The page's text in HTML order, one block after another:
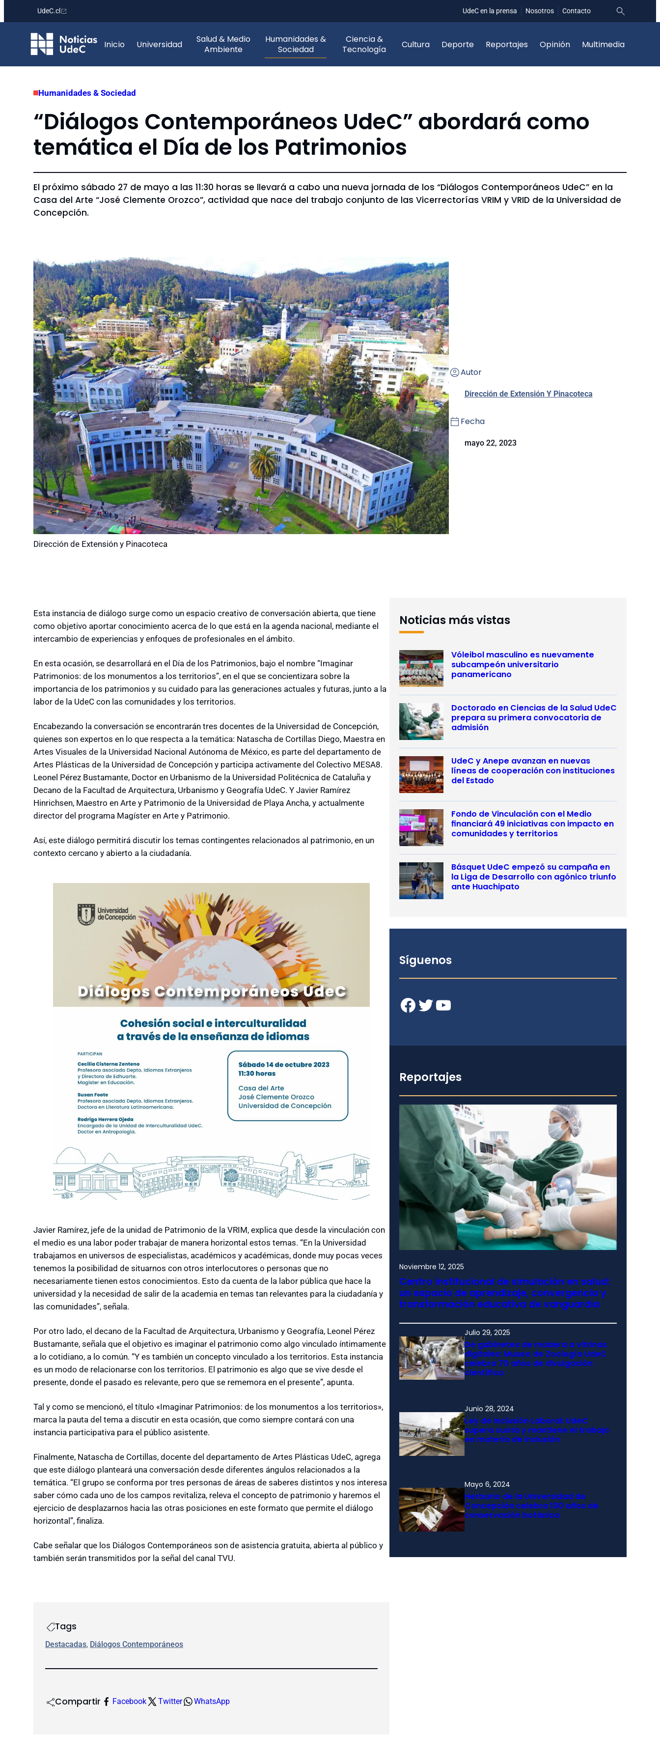
contenido
UdeC.cl UdeC en la prensa Nosotros Contacto
Inicio Universidad
Salud & Medio
Ambiente
Humanidades &
Sociedad
Ciencia &
Tecnología
Cultura Deporte Reportajes Opinión Multimedia
Humanidades & Sociedad
“Diálogos Contemporáneos UdeC” abordará como
temática el Día de los Patrimonios
El próximo sábado 27 de mayo a las 11:30 horas se llevará a cabo una nueva jornada de los “Diálogos Contemporáneos UdeC” en la
Casa del Arte “José Clemente Orozco”, actividad que nace del trabajo conjunto de las Vicerrectorías VRIM y VRID de la Universidad de
Concepción.
Dirección de Extensión y Pinacoteca
Autor
Dirección de Extensión Y Pinacoteca
Fecha
mayo 22, 2023
Esta instancia de diálogo surge como un espacio creativo de conversación abierta, que tiene
como objetivo aportar conocimiento acerca de lo que está en la agenda nacional, mediante el
intercambio de experiencias y enfoques de profesionales en el ámbito.
En esta ocasión, se desarrollará en el Día de los Patrimonios, bajo el nombre “Imaginar
Patrimonios: de los monumentos a los territorios”, en el que se concientizara sobre la
importancia de los patrimonios y su cuidado para las generaciones actuales y futuras, junto a la
labor de la UdeC con las comunidades y los territorios.
Encabezando la conversación se encontrarán tres docentes de la Universidad de Concepción,
quienes son expertos en lo que respecta a la temática: Natascha de Cortillas Diego, Maestra en
Artes Visuales de la Universidad Nacional Autónoma de México, es parte del departamento de
Artes Plásticas de la Universidad de Concepción y participa activamente del Colectivo MESA8.
Leonel Pérez Bustamante, Doctor en Urbanismo de la Universidad Politécnica de Cataluña y
Decano de la Facultad de Arquitectura, Urbanismo y Geografía UdeC. Y Javier Ramírez
Hinrichsen, Maestro en Arte y Patrimonio de la Universidad de Playa Ancha, y actualmente
director del programa Magíster en Arte y Patrimonio.
Así, este diálogo permitirá discutir los temas contingentes relacionados al patrimonio, en un
contexto cercano y abierto a la ciudadanía.
Javier Ramírez, jefe de la unidad de Patrimonio de la VRIM, explica que desde la vinculación con
el medio es una labor poder trabajar de manera horizontal estos temas. “En la Universidad
trabajamos en universos de especialistas, académicos y académicas, donde muy pocas veces
tenemos la posibilidad de situarnos con otros interlocutores o personas que no
necesariamente tienen estos conocimientos. Esto da cuenta de la labor pública que hace la
universidad y la necesidad de salir de la academia en temas tan relevantes para la ciudadanía y
las comunidades”, señala.
Por otro lado, el decano de la Facultad de Arquitectura, Urbanismo y Geografía, Leonel Pérez
Bustamante, señala que el objetivo es imaginar el patrimonio como algo vinculado íntimamente
a lo cotidiano, a lo común. “Y es también un concepto vinculado a los territorios. Esta instancia
es un modo de relacionarse con los territorios. El patrimonio es algo que se vive desde el
presente, donde el pasado es relevante, pero que se rememora en el presente”, apunta.
Tal y como se mencionó, el título «Imaginar Patrimonios: de los monumentos a los territorios»,
marca la pauta del tema a discutir en esta ocasión, que como siempre contará con una
instancia participativa para el público asistente.
Finalmente, Natascha de Cortillas, docente del departamento de Artes Plásticas UdeC, agrega
que este diálogo planteará una conversación desde diferentes ángulos relacionados a la
temática. “El grupo se conforma por tres personas de áreas de saberes distintos y nos interesa
saber cómo cada uno de los campos revitaliza, releva el concepto de patrimonio y haremos el
ejercicio de desplazarnos hacia las otras posiciones en este formato que permite el diálogo
horizontal”, finaliza.
Cabe señalar que los Diálogos Contemporáneos son de asistencia gratuita, abierta al público y
también serán transmitidos por la señal del canal TVU.
Tags
Destacadas, Diálogos Contemporáneos
Compartir Facebook Twitter WhatsApp
Noticias más vistas
Vóleibol masculino es nuevamente
subcampeón universitario
panamericano
Doctorado en Ciencias de la Salud UdeC
prepara su primera convocatoria de
admisión
UdeC y Anepe avanzan en nuevas
líneas de cooperación con instituciones
del Estado
Fondo de Vinculación con el Medio
financiará 49 iniciativas con impacto en
comunidades y territorios
Básquet UdeC empezó su campaña en
la Liga de Desarrollo con agónico triunfo
ante Huachipato
Síguenos
Facebook Twitter YouTube
Reportajes
Noviembre 12, 2025
Centro institucional de simulación en salud:
un espacio de aprendizaje, convergencia y
transformación educativa de vanguardia
Julio 29, 2025
De gabinetes de madera a vitrinas
digitales: Museo de Zoología UdeC
celebra 70 años de divulgación
científica
Junio 28, 2024
Ley de Inclusión Laboral: UdeC
supera cuota y mantiene el trabajo
en materia de inclusión
Mayo 6, 2024
Herbario de la Universidad de
Concepción celebra 100 años de
conservación botánica